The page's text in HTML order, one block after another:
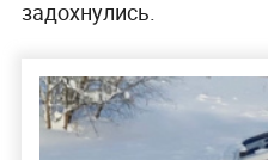
задохнулись.